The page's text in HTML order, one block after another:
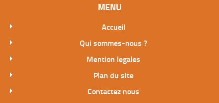
MENU
Accueil
Qui sommes-nous ?
Mention legales
Plan du site
Contactez nous